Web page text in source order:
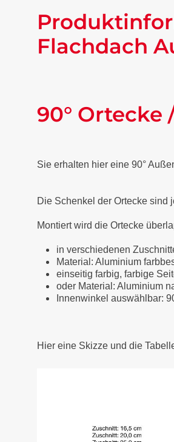
Flachdach
90° Ortecke
Sie erhalten hier eine 90°
Die Schenkel der Ortecke sind
Montiert wird die Ortecke
in verschiedenen
Material: Aluminium
einseitig farbig, farbige
oder Material: Aluminium
Innenwinkel auswählbar:
Hier eine Skizze und die